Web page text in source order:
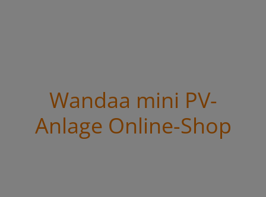
Wandaa mini PV-
Anlage Online-Shop